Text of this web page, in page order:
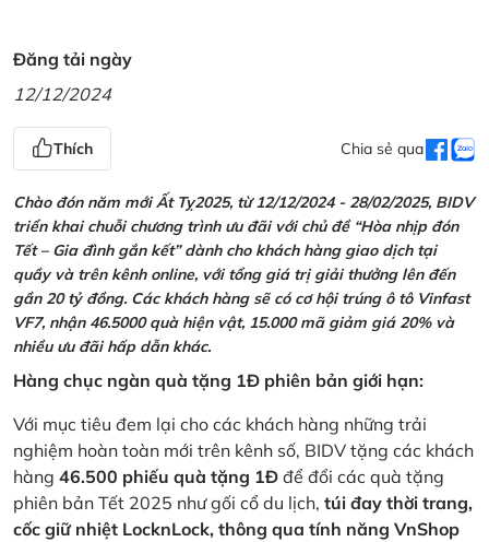
Đăng tải ngày
12/12/2024
Thích Chia sẻ qua
Chào đón năm mới Ất Tỵ2025, từ 12/12/2024 - 28/02/2025, BIDV
triển khai chuỗi chương trình ưu đãi với chủ đề “Hòa nhịp đón
Tết – Gia đình gắn kết” dành cho khách hàng giao dịch tại
quầy và trên kênh online, với tổng giá trị giải thưởng lên đến
gần 20 tỷ đồng. Các khách hàng sẽ có cơ hội trúng ô tô Vinfast
VF7, nhận 46.5000 quà hiện vật, 15.000 mã giảm giá 20% và
nhiều ưu đãi hấp dẫn khác.
Hàng chục ngàn quà tặng 1Đ phiên bản giới hạn:
Với mục tiêu đem lại cho các khách hàng những trải
nghiệm hoàn toàn mới trên kênh số, BIDV tặng các khách
hàng 46.500 phiếu quà tặng 1Đ để đổi các quà tặng
phiên bản Tết 2025 như gối cổ du lịch, túi đay thời trang,
cốc giữ nhiệt LocknLock, thông qua tính năng VnShop